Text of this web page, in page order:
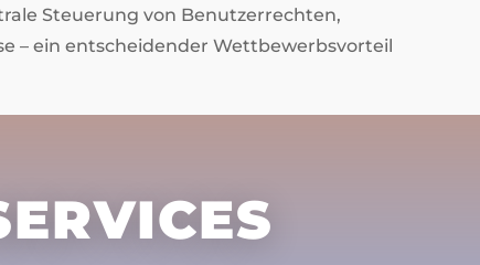
Steuerung von Benutzerrechten,
– ein entscheidender Wettbewerbsvorteil